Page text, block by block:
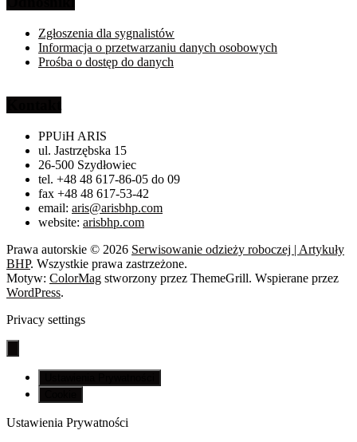
Zgłoszenia dla sygnalistów
Informacja o przetwarzaniu danych osobowych
Prośba o dostęp do danych
PPUiH ARIS
ul. Jastrzębska 15
26-500 Szydłowiec
tel. +48 48 617-86-05 do 09
fax +48 48 617-53-42
email: aris@arisbhp.com
website: arisbhp.com
Prawa autorskie © 2026 Serwisowanie odzieży roboczej | Artykuły
BHP. Wszystkie prawa zastrzeżone.
Motyw: ColorMag stworzony przez ThemeGrill. Wspierane przez
WordPress.
Privacy settings
Ustawienia Prywatności